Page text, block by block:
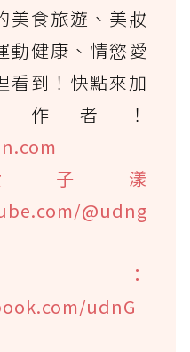
美食旅遊、美妝
動健康、情慾愛
看到！快點來加
作者！
子漾
@udng
udnG